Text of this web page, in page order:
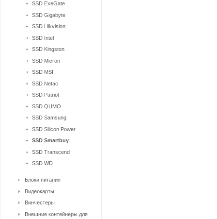
SSD ExeGate
SSD Gigabyte
SSD Hikvision
SSD Intel
SSD Kingston
SSD Micron
SSD MSI
SSD Netac
SSD Patriot
SSD QUMO
SSD Samsung
SSD Silicon Power
SSD Smartbuy
SSD Transcend
SSD WD
Блоки питания
Видеокарты
Винчестеры
Внешние контейнеры для